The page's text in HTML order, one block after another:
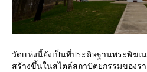
วัดเเห่งนี้ยังเป็นที่ประดิษฐานพระพิฆเ
สร้างขึ้นในสไตล์สถาปัตยกรรมของร